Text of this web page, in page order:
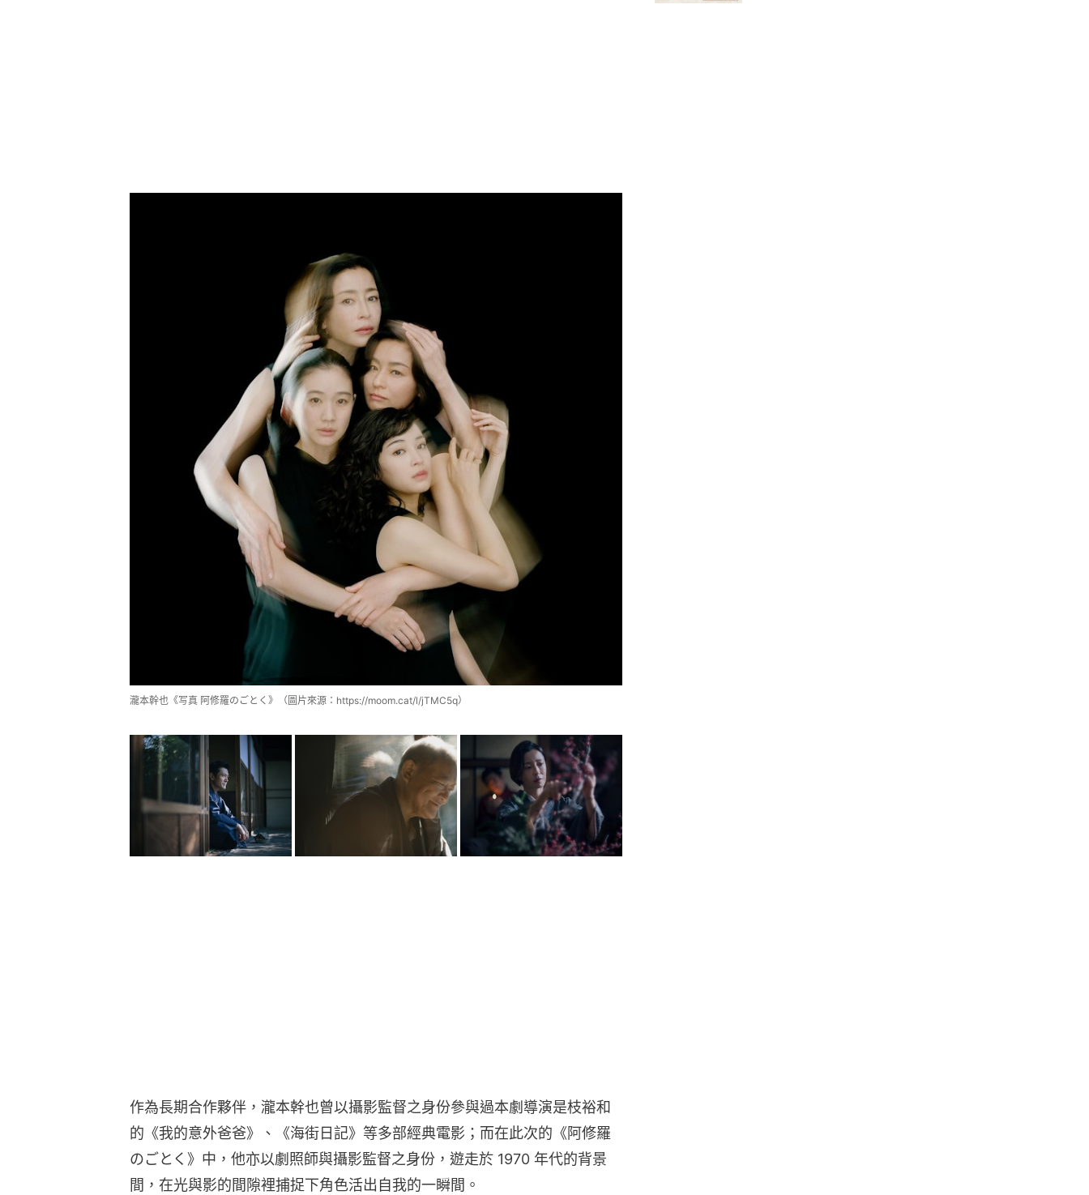
瀧本幹也《写真 阿修羅のごとく》（圖片來源：https://moom.cat/l/jTMC5q）
作為長期合作夥伴，瀧本幹也曾以攝影監督之身份參與過本劇導演是枝裕和
的《我的意外爸爸》、《海街日記》等多部經典電影；而在此次的《阿修羅
のごとく》中，他亦以劇照師與攝影監督之身份，遊走於 1970 年代的背景
間，在光與影的間隙裡捕捉下角色活出自我的一瞬間。